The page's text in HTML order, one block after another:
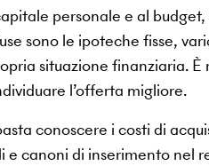
personale e al
sono le ipoteche fisse,
situazione finanziaria.
l’offerta migliore.
conoscere i costi di
e canoni di inserimento nel